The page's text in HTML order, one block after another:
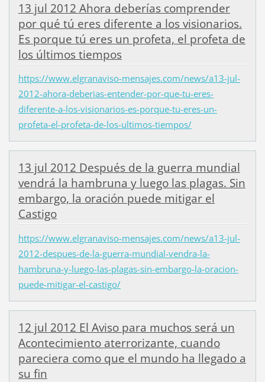
13 jul 2012 Ahora deberías comprender
por qué tú eres diferente a los visionarios.
Es porque tú eres un profeta, el profeta de
los últimos tiempos
https://www.elgranaviso-mensajes.com/news/a13-jul-
2012-ahora-deberias-entender-por-que-tu-eres-
diferente-a-los-visionarios-es-porque-tu-eres-un-
profeta-el-profeta-de-los-ultimos-tiempos/
13 jul 2012 Después de la guerra mundial
vendrá la hambruna y luego las plagas. Sin
embargo, la oración puede mitigar el
Castigo
https://www.elgranaviso-mensajes.com/news/a13-jul-
2012-despues-de-la-guerra-mundial-vendra-la-
hambruna-y-luego-las-plagas-sin-embargo-la-oracion-
puede-mitigar-el-castigo/
12 jul 2012 El Aviso para muchos será un
Acontecimiento aterrorizante, cuando
pareciera como que el mundo ha llegado a
su fin